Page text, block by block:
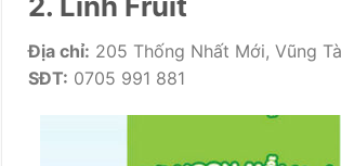
Địa chỉ: 205 Thống Nhất Mới, Vũng
SĐT: 0705 991 881